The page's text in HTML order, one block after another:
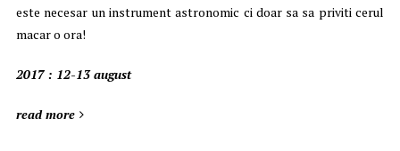
este necesar un instrument astronomic ci doar sa sa priviti cerul
macar o ora!
2017 : 12-13 august
read more